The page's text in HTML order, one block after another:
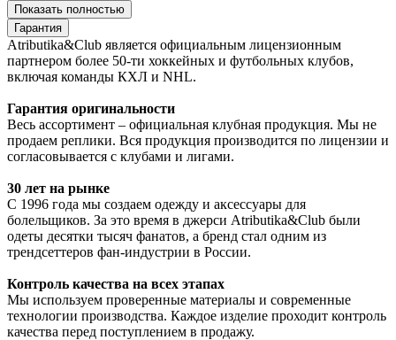
Показать полностью
Гарантия
Atributika&Club является официальным лицензионным
партнером более 50-ти хоккейных и футбольных клубов,
включая команды КХЛ и NHL.
Гарантия оригинальности
Весь ассортимент – официальная клубная продукция. Мы не
продаем реплики. Вся продукция производится по лицензии и
согласовывается с клубами и лигами.
30 лет на рынке
С 1996 года мы создаем одежду и аксессуары для
болельщиков. За это время в джерси Atributika&Club были
одеты десятки тысяч фанатов, а бренд стал одним из
трендсеттеров фан-индустрии в России.
Контроль качества на всех этапах
Мы используем проверенные материалы и современные
технологии производства. Каждое изделие проходит контроль
качества перед поступлением в продажу.